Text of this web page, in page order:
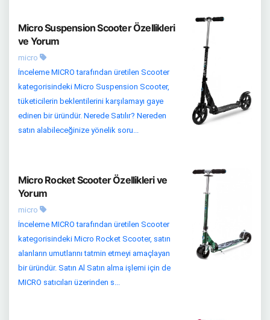
Micro Suspension Scooter Özellikleri
ve Yorum
micro
İnceleme MICRO tarafından üretilen Scooter
kategorisindeki Micro Suspension Scooter,
tüketicilerin beklentilerini karşılamayı gaye
edinen bir üründür. Nerede Satılır? Nereden
satın alabileceğinize yönelik soru...
Micro Rocket Scooter Özellikleri ve
Yorum
micro
İnceleme MICRO tarafından üretilen Scooter
kategorisindeki Micro Rocket Scooter, satın
alanların umutlarını tatmin etmeyi amaçlayan
bir üründür. Satın Al Satın alma işlemi için de
MICRO satıcıları üzerinden s...